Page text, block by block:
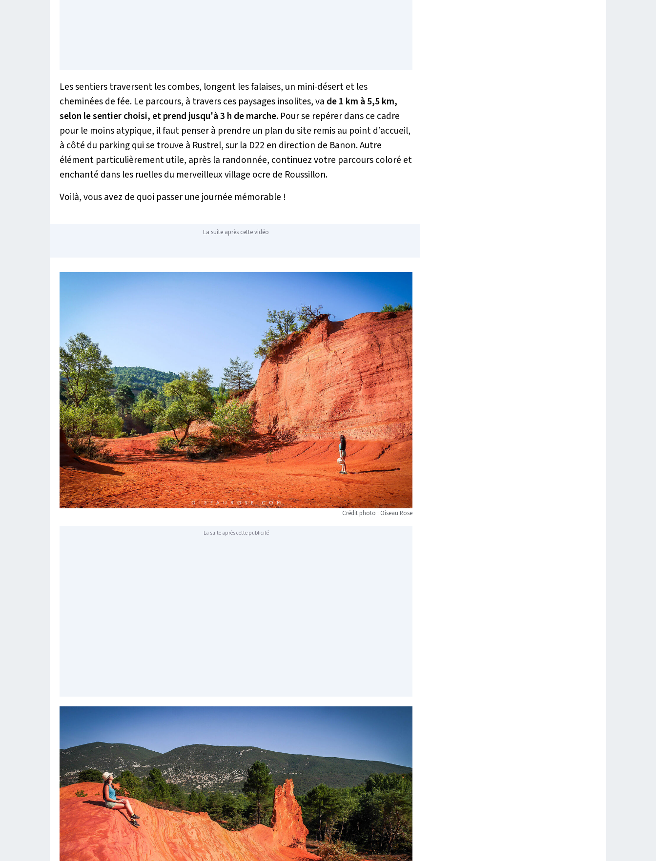
Les sentiers traversent les combes, longent les falaises, un mini-désert et les
cheminées de fée. Le parcours, à travers ces paysages insolites, va de 1 km à 5,5 km,
selon le sentier choisi, et prend jusqu'à 3 h de marche. Pour se repérer dans ce cadre
pour le moins atypique, il faut penser à prendre un plan du site remis au point d’accueil,
à côté du parking qui se trouve à Rustrel, sur la D22 en direction de Banon. Autre
élément particulièrement utile, après la randonnée, continuez votre parcours coloré et
enchanté dans les ruelles du merveilleux village ocre de Roussillon.
Voilà, vous avez de quoi passer une journée mémorable !
La suite après cette vidéo
Crédit photo : Oiseau Rose
La suite après cette publicité